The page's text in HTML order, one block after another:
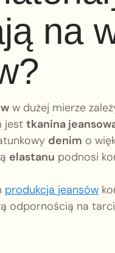
na
w dużej mierze
jest tkanina
denim o
elastanu podnosi
produkcja jeansów
odpornością na